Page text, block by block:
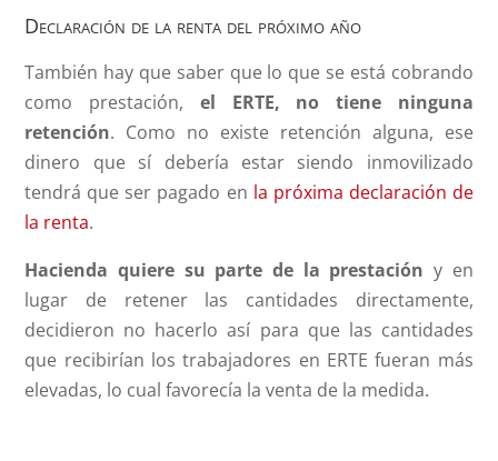
Declaración de la renta del próximo año
También hay que saber que lo que se está cobrando
como prestación, el ERTE, no tiene ninguna
retención. Como no existe retención alguna, ese
dinero que sí debería estar siendo inmovilizado
tendrá que ser pagado en la próxima declaración de
la renta.
Hacienda quiere su parte de la prestación y en
lugar de retener las cantidades directamente,
decidieron no hacerlo así para que las cantidades
que recibirían los trabajadores en ERTE fueran más
elevadas, lo cual favorecía la venta de la medida.